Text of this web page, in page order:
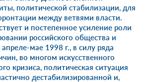
политической стабилизации, для
между ветвями власти.
и постепенное усиление роли
российского общества и
апреле-мае 1998 г., в силу ряда
во многом искусственного
кризиса, политическая ситуация
дестабилизированной и,